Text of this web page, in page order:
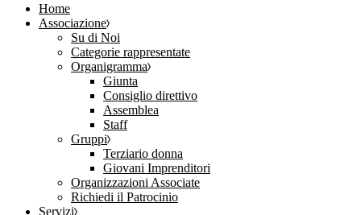
Home
Associazione
Su di Noi
Categorie rappresentate
Organigramma
Giunta
Consiglio direttivo
Assemblea
Staff
Gruppi
Terziario donna
Giovani Imprenditori
Organizzazioni Associate
Richiedi il Patrocinio
Servizi